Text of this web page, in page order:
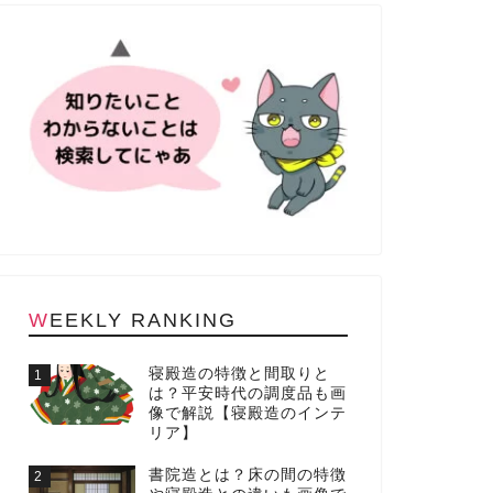
WEEKLY RANKING
1
寝殿造の特徴と間取りと
は？平安時代の調度品も画
像で解説【寝殿造のインテ
リア】
2
書院造とは？床の間の特徴